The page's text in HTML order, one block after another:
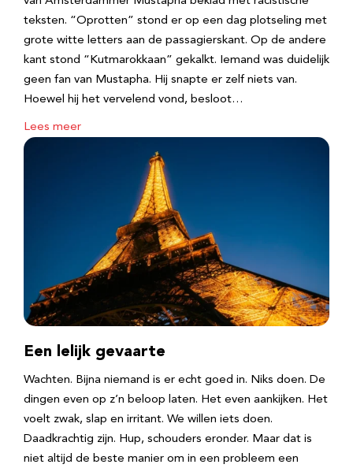
teksten. “Oprotten” stond er op een dag plotseling met
grote witte letters aan de passagierskant. Op de andere
kant stond “Kutmarokkaan” gekalkt. Iemand was duidelijk
geen fan van Mustapha. Hij snapte er zelf niets van.
Hoewel hij het vervelend vond, besloot…
Lees meer
Een lelijk gevaarte
Wachten. Bijna niemand is er echt goed in. Niks doen. De
dingen even op z’n beloop laten. Het even aankijken. Het
voelt zwak, slap en irritant. We willen iets doen.
Daadkrachtig zijn. Hup, schouders eronder. Maar dat is
niet altijd de beste manier om in een probleem een